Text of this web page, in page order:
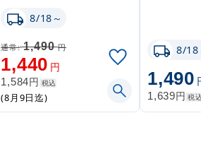
8/18～
通常:1,490円
1,440円
1,584円 税込
(8月9日迄)
8/18
1,490
1,639円 税込